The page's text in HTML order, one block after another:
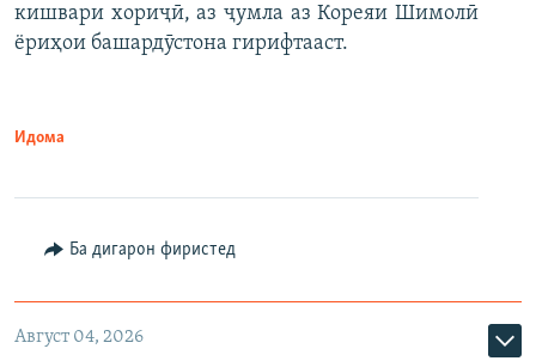
кишвари хориҷӣ, аз ҷумла аз Кореяи Шимолӣ
ёриҳои башардӯстона гирифтааст.
Идома
Ба дигарон фиристед
Август 04, 2026